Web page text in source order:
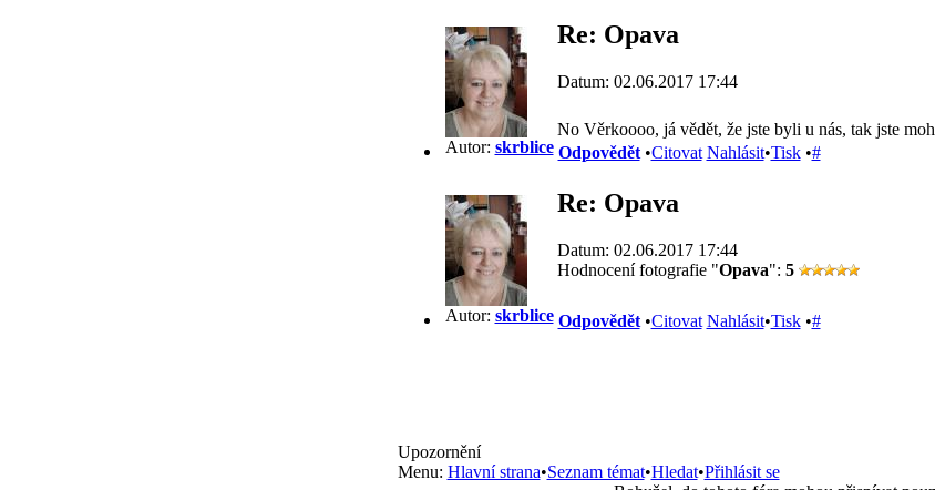
Autor: skrblice
Re: Opava
Datum: 02.06.2017 17:44
No Věrkoooo, já vědět, že jste byli u nás, tak jste
Odpovědět•Citovat Nahlásit•Tisk•#
Autor: skrblice
Re: Opava
Datum: 02.06.2017 17:44
Hodnocení fotografie "Opava": 5
Odpovědět•Citovat Nahlásit•Tisk•#
Upozornění
Menu: Hlavní strana•Seznam témat•Hledat•Přihlásit se